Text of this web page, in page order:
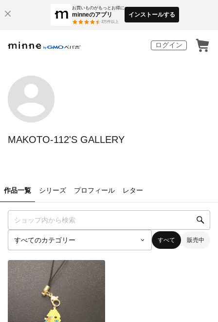
お買いものがもっとお得に
minneのアプリ
3万件以上
インストールする
ログイン
MAKOTO-112'S GALLERY
作品一覧 シリーズ プロフィール レター
すべて 販売中